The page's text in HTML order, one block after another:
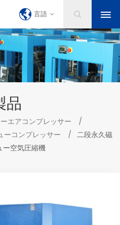
言語
品
エアコンプレッサー
/
ーコンプレッサー
/ 二段永久磁
ー空気圧縮機